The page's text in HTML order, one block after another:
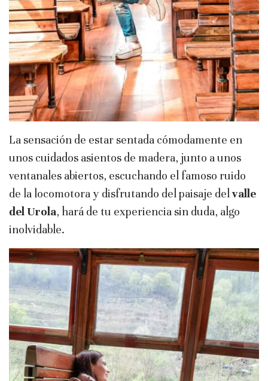
La sensación de estar sentada cómodamente en
unos cuidados asientos de madera, junto a unos
ventanales abiertos, escuchando el famoso ruido
de la locomotora y disfrutando del paisaje delvalle
del Urola, hará de tu experiencia sin duda, algo
inolvidable.